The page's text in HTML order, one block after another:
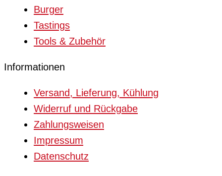
Burger
Tastings
Tools & Zubehör
Informationen
Versand, Lieferung, Kühlung
Widerruf und Rückgabe
Zahlungsweisen
Impressum
Datenschutz